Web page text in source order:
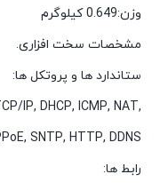
وزن:0.649 کیلوگرم
مشخصات سخت افزاری.
ستاندارد ها و پروتکل ها:
IP, DHCP, ICMP, NAT,
SNTP, HTTP, DDNS
رابط ها: